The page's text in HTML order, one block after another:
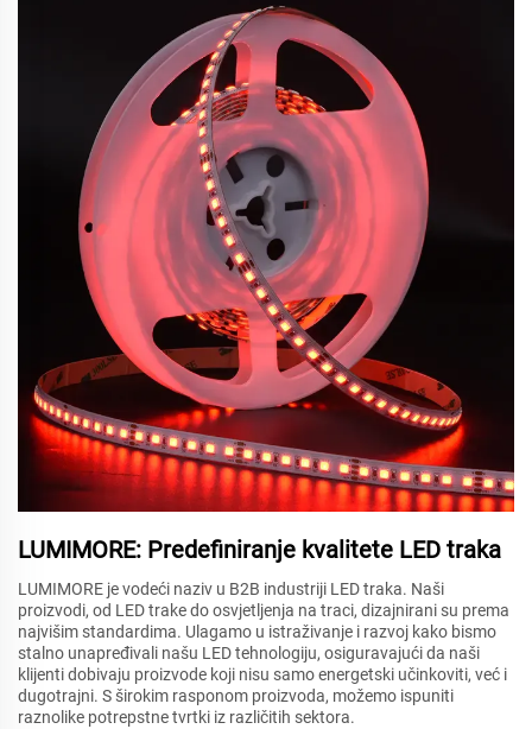
LUMIMORE: Predefiniranje kvalitete LED traka
LUMIMORE je vodeći naziv u B2B industriji LED traka. Naši
proizvodi, od LED trake do osvjetljenja na traci, dizajnirani su prema
najvišim standardima. Ulagamo u istraživanje i razvoj kako bismo
stalno unapređivali našu LED tehnologiju, osiguravajući da naši
klijenti dobivaju proizvode koji nisu samo energetski učinkoviti, već i
dugotrajni. S širokim rasponom proizvoda, možemo ispuniti
raznolike potrepstne tvrtki iz različitih sektora.